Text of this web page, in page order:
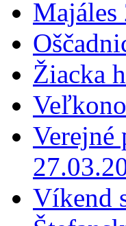
Majáles
Žiacka
Verejné
Víkend